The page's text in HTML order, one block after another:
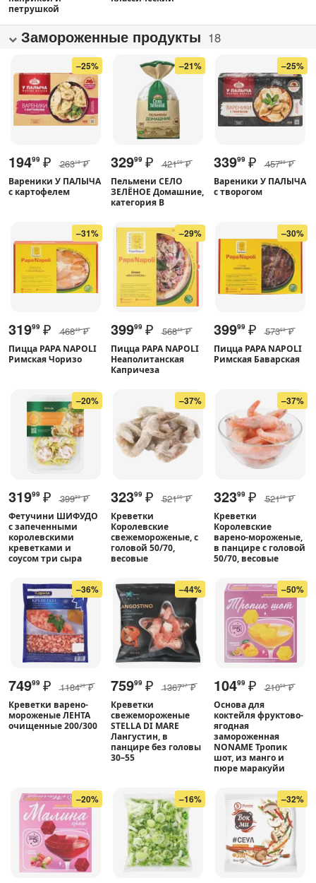
петрушкой
Замороженные продукты 18
–25%
19499 ₽ 26319 ₽
Вареники У ПАЛЫЧА
с картофелем
–21%
32999 ₽ 42109 ₽
Пельмени СЕЛО
ЗЕЛЁНОЕ Домашние,
категория В
–25%
33999 ₽ 45789 ₽
Вареники У ПАЛЫЧА
с творогом
–31%
31999 ₽ 46849 ₽
Пицца PAPA NAPOLI
Римская Чоризо
–29%
39999 ₽ 56849 ₽
Пицца PAPA NAPOLI
Неаполитанская
Капричеза
–30%
39999 ₽ 57369 ₽
Пицца PAPA NAPOLI
Римская Баварская
–20%
31999 ₽ 39999 ₽
Фетучини ШИФУДО
с запеченными
королевскими
креветками и
соусом три сыра
–37%
32399 ₽ 52105 ₽
Креветки
Королевские
свежемороженые, с
головой 50/70,
весовые
–37%
32399 ₽ 52109 ₽
Креветки
Королевские
варено-мороженые,
в панцире с головой
50/70, весовые
–36%
74999 ₽ 118429 ₽
Креветки варено-
мороженые ЛЕНТА
очищенные 200/300
–44%
75999 ₽ 136737 ₽
Креветки
свежемороженые
STELLA DI MARE
Лангустин, в
панцире без головы
30–55
–50%
10499 ₽ 21059 ₽
Основа для
коктейля фруктово-
ягодная
замороженная
NONAME Тропик
шот, из манго и
пюре маракуйи
–20% –16% –32%